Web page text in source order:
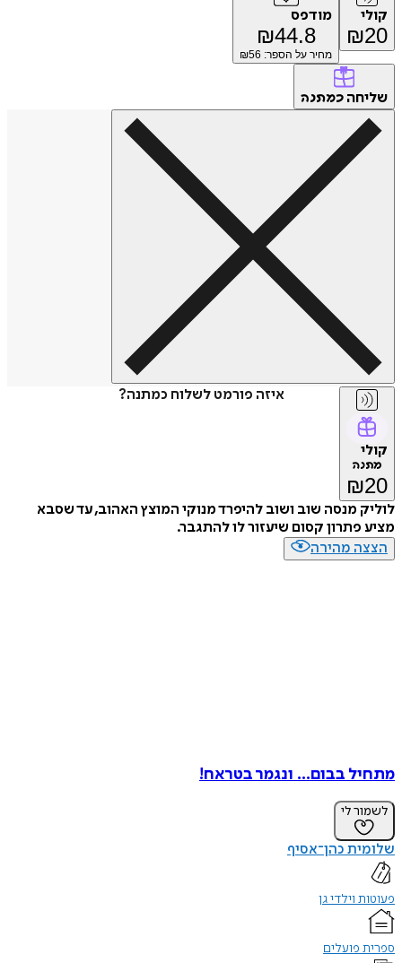
קולי
₪20
מודפס
₪44.8
מחיר על הספר: ₪ 56
שליחה כמתנה
איזה פורמט לשלוח כמתנה?
קולי
מתנה
₪20
לוליק מנסה שוב ושוב להיפרד מנוקי המוצץ האהוב, עד שסבא
מציע פתרון קסום שיעזור לו להתגבר.
הצצה מהירה
מתחיל בבום... ונגמר בטראח!
לשמור לי
שלומית כהן־אסיף
פעוטות וילדי גן
ספרית פועלים